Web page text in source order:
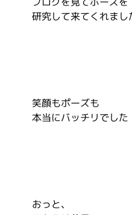
研究して来てくれまし
笑顔もポーズも
本当にバッチリでした
おっと、